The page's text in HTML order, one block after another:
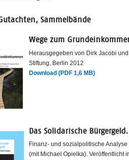
Sammelbände
Wege zum
Herausgegeben von Dirk Jacobi
Stiftung, Berlin 2012
Download (PDF 1,6 MB)
Das Solidarische Bürgergeld.
Finanz- und sozialpolitische
(mit Michael Opielka). Veröffentlicht